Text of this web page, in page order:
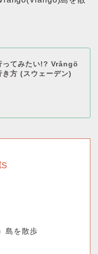
ってみたい!? Vrångö
き方 (スウェーデン)
島を散歩